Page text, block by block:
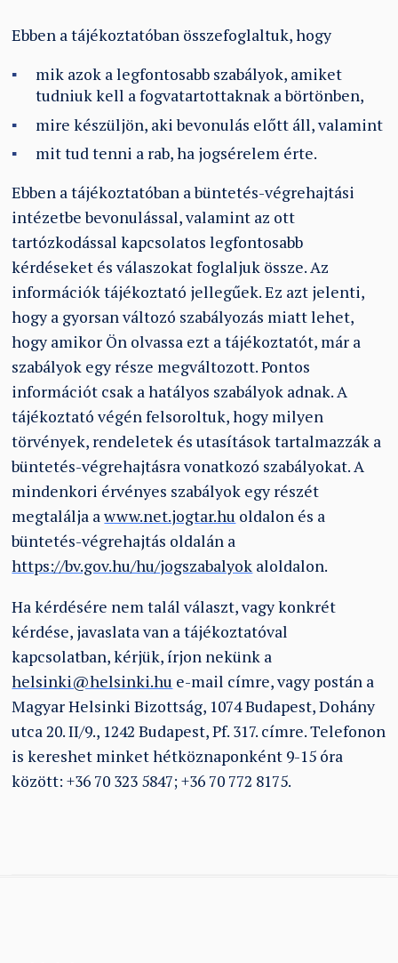
Ebben a tájékoztatóban összefoglaltuk, hogy
mik azok a legfontosabb szabályok, amiket
tudniuk kell a fogvatartottaknak a börtönben,
mire készüljön, aki bevonulás előtt áll, valamint
mit tud tenni a rab, ha jogsérelem érte.
Ebben a tájékoztatóban a büntetés-végrehajtási
intézetbe bevonulással, valamint az ott
tartózkodással kapcsolatos legfontosabb
kérdéseket és válaszokat foglaljuk össze. Az
információk tájékoztató jellegűek. Ez azt jelenti,
hogy a gyorsan változó szabályozás miatt lehet,
hogy amikor Ön olvassa ezt a tájékoztatót, már a
szabályok egy része megváltozott. Pontos
információt csak a hatályos szabályok adnak. A
tájékoztató végén felsoroltuk, hogy milyen
törvények, rendeletek és utasítások tartalmazzák a
büntetés-végrehajtásra vonatkozó szabályokat. A
mindenkori érvényes szabályok egy részét
megtalálja awww.net.jogtar.hu oldalon és a
büntetés-végrehajtás oldalán a
https://bv.gov.hu/hu/jogszabalyok aloldalon.
Ha kérdésére nem talál választ, vagy konkrét
kérdése, javaslata van a tájékoztatóval
kapcsolatban, kérjük, írjon nekünk a
helsinki@helsinki.hu e-mail címre, vagy postán a
Magyar Helsinki Bizottság, 1074 Budapest, Dohány
utca 20. II/9., 1242 Budapest, Pf. 317. címre. Telefonon
is kereshet minket hétköznaponként 9-15 óra
között: +36 70 323 5847; +36 70 772 8175.